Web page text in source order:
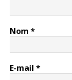
Nom *
E-mail *